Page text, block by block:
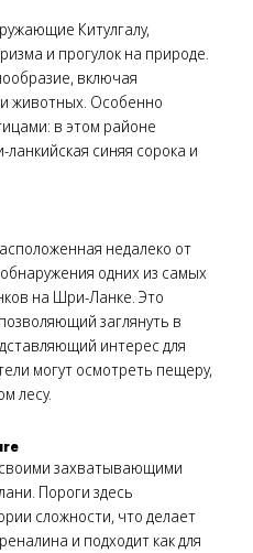
Китулгалу,
и прогулок на природе.
включая
животных. Особенно
в этом районе
синяя сорока и
недалеко от
одних из самых
на Шри-Ланке. Это
заглянуть в
интерес для
могут осмотреть пещеру,
лесу.
захватывающими
Пороги здесь
сложности, что делает
и подходит как для